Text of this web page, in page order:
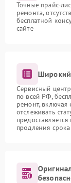
Точные прайс-
ремонта,
бесплатной
сайте
Широкий
Сервисный
по всей РФ,
ремонт,
отслеживать
продления